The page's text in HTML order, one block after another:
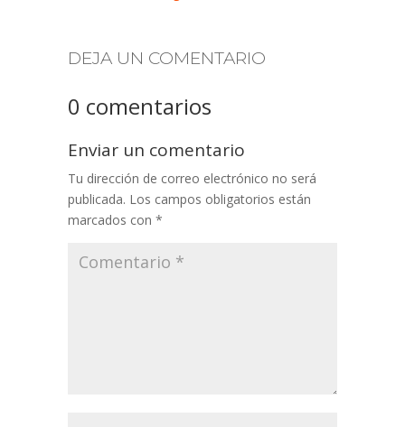
DEJA UN COMENTARIO
0 comentarios
Enviar un comentario
Tu dirección de correo electrónico no será
publicada. Los campos obligatorios están
marcados con *